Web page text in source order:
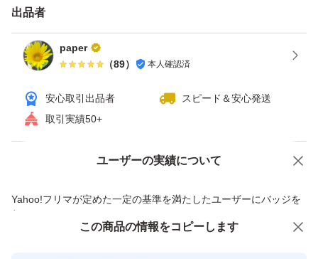
出品者
paper
（89） 本人確認済
安心取引出品者
スピード＆安心発送
取引実績50+
ユーザーの実績について
Yahoo!フリマが定めた一定の基準を満たしたユーザーにバッジを
付与しています
価格の相談 商品への質問
この商品の情報をコピーします
この商品をみている人にオススメ